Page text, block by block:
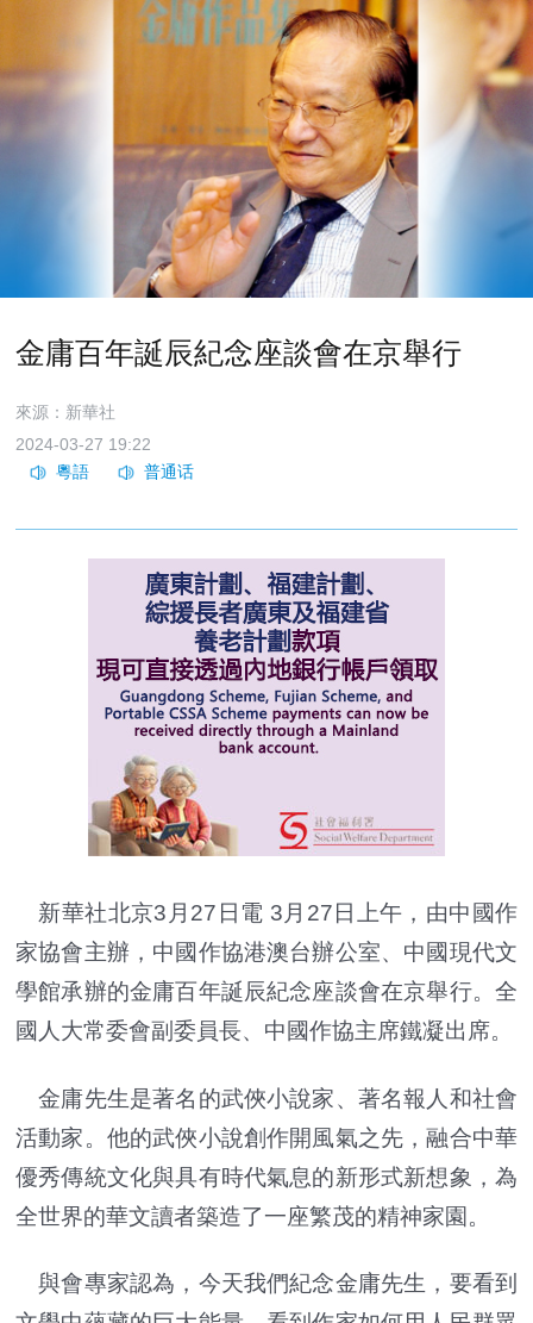
金庸百年誕辰紀念座談會在京舉行
來源：新華社
2024-03-27 19:22
新華社北京3月27日電 3月27日上午，由中國作
家協會主辦，中國作協港澳台辦公室、中國現代文
學館承辦的金庸百年誕辰紀念座談會在京舉行。全
國人大常委會副委員長、中國作協主席鐵凝出席。
金庸先生是著名的武俠小說家、著名報人和社會
活動家。他的武俠小說創作開風氣之先，融合中華
優秀傳統文化與具有時代氣息的新形式新想象，為
全世界的華文讀者築造了一座繁茂的精神家園。
與會專家認為，今天我們紀念金庸先生，要看到